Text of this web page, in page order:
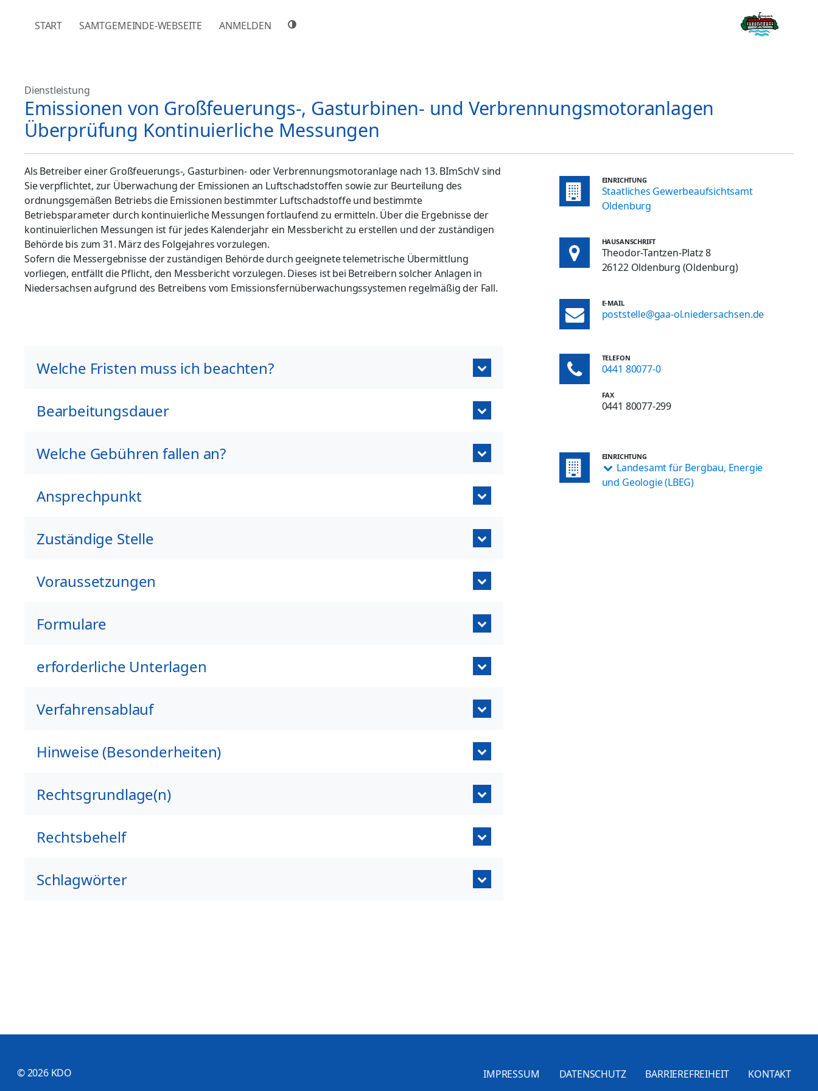
NAVIGATION ÜBERSPRINGEN
START SAMTGEMEINDE-WEBSEITE ANMELDEN
Dienstleistung
Emissionen von Großfeuerungs-, Gasturbinen- und Verbrennungsmotoranlagen
Überprüfung Kontinuierliche Messungen
Als Betreiber einer Großfeuerungs-, Gasturbinen- oder Verbrennungsmotoranlage nach 13. BImSchV sind
Sie verpflichtet, zur Überwachung der Emissionen an Luftschadstoffen sowie zur Beurteilung des
ordnungsgemäßen Betriebs die Emissionen bestimmter Luftschadstoffe und bestimmte
Betriebsparameter durch kontinuierliche Messungen fortlaufend zu ermitteln. Über die Ergebnisse der
kontinuierlichen Messungen ist für jedes Kalenderjahr ein Messbericht zu erstellen und der zuständigen
Behörde bis zum 31. März des Folgejahres vorzulegen.
Sofern die Messergebnisse der zuständigen Behörde durch geeignete telemetrische Übermittlung
vorliegen, entfällt die Pflicht, den Messbericht vorzulegen. Dieses ist bei Betreibern solcher Anlagen in
Niedersachsen aufgrund des Betreibens vom Emissionsfernüberwachungssystemen regelmäßig der Fall.
Welche Fristen muss ich beachten?
Bearbeitungsdauer
Welche Gebühren fallen an?
Ansprechpunkt
Zuständige Stelle
Voraussetzungen
Formulare
erforderliche Unterlagen
Verfahrensablauf
Hinweise (Besonderheiten)
Rechtsgrundlage(n)
Rechtsbehelf
Schlagwörter
EINRICHTUNG
Staatliches Gewerbeaufsichtsamt
Oldenburg
HAUSANSCHRIFT
Theodor-Tantzen-Platz 8
26122 Oldenburg (Oldenburg)
E-MAIL
poststelle@gaa-ol.niedersachsen.de
TELEFON
0441 80077-0
FAX
0441 80077-299
EINRICHTUNG
Landesamt für Bergbau, Energie
und Geologie (LBEG)
© 2026 KDO IMPRESSUM DATENSCHUTZ BARRIEREFREIHEIT KONTAKT